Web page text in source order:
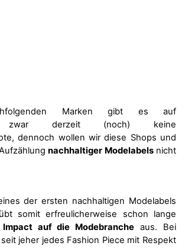
Marken gibt es auf
zwar derzeit (noch) keine
dennoch wollen wir diese Shops und
nachhaltiger Modelabelsnicht
der ersten nachhaltigen Modelabels
somit erfreulicherweise schon lange
auf die Modebranche aus. Bei
jeher jedes Fashion Piece mit Respekt